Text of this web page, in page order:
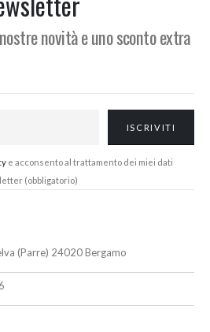
novità e uno sconto extra
e acconsento al trattamento dei miei dati
(obbligatorio)
(Parre) 24020 Bergamo